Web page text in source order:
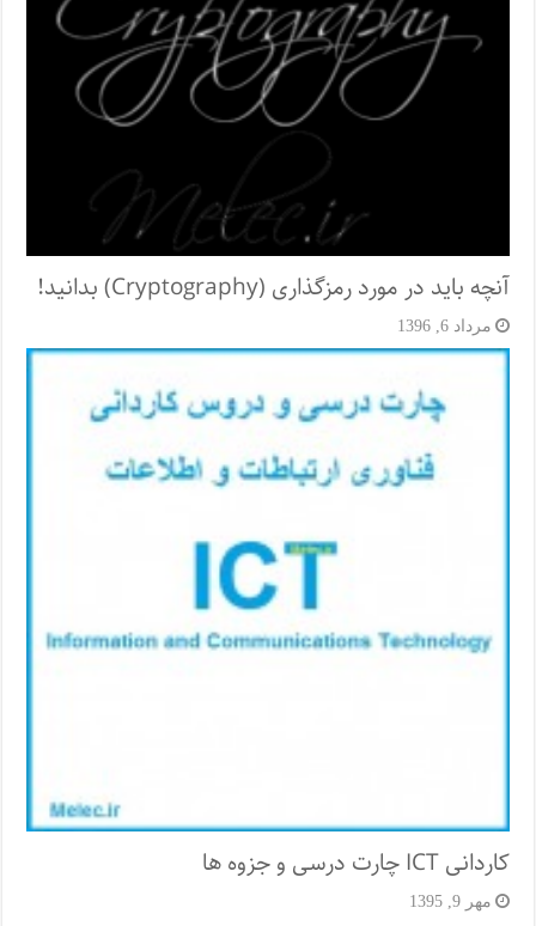
آنچه باید در مورد رمزگذاری (Cryptography) بدانید!
مرداد 6, 1396
کاردانی ICT چارت درسی و جزوه ها
مهر 9, 1395